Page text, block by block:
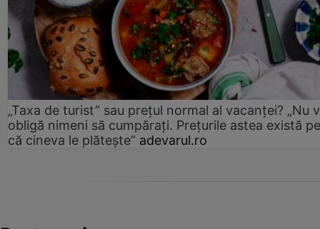
„Taxa de turist” sau prețul normal al vacanței? „Nu
obligă nimeni să cumpărați. Prețurile astea există
că cineva le plătește” adevarul.ro